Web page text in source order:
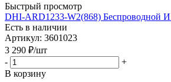
Быстрый просмотр
DHI-ARD1233-W2(868) Беспроводной
Есть в наличии
Артикул: 3601023
3 290 ₽/шт
-
+
В корзину